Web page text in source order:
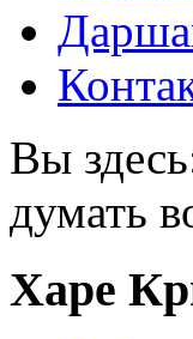
Вы
думать
Харе